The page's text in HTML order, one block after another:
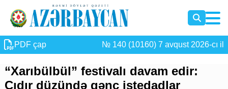
PDF çap № 140 (10160) 7 avqust 2026-cı il
“Xarıbülbül” festivalı davam edir:
Cıdır düzündə gənc istedadlar